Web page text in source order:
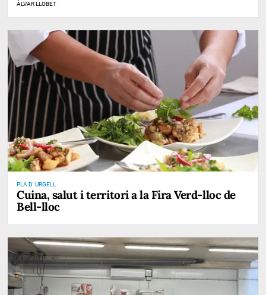
ÀLVAR LLOBET
PLA D' URGELL
Cuina, salut i territori a la Fira Verd-lloc de
Bell-lloc